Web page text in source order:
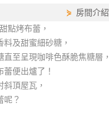
⋟ 房間介紹
點烤布蕾，
及甜蜜細砂糖，
至呈現咖啡色酥脆焦糖層，
便出爐了！
頂屋瓦，
呢？